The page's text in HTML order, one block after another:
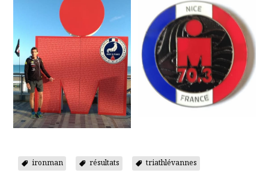
ironman résultats triathlévannes